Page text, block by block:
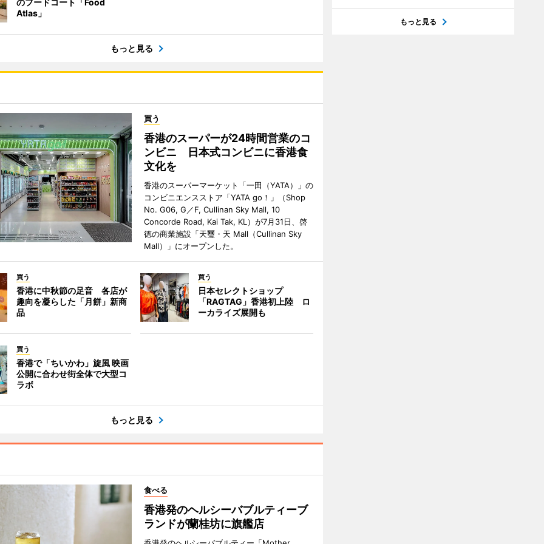
のフードコート「Food
Atlas」
もっと見る
買う
香港のスーパーが24時間営業のコ
ンビニ 日本式コンビニに香港食
文化を
香港のスーパーマーケット「一田（YATA）」の
コンビニエンスストア「YATA go！」（Shop
No. G06, G／F, Cullinan Sky Mall, 10
Concorde Road, Kai Tak, KL）が7月31日、啓
徳の商業施設「天璽・天 Mall（Cullinan Sky
Mall）」にオープンした。
買う
香港に中秋節の足音 各店が
趣向を凝らした「月餅」新商
品
買う
日本セレクトショップ
「RAGTAG」香港初上陸 ロ
ーカライズ展開も
買う
香港で「ちいかわ」旋風 映画
公開に合わせ街全体で大型コ
ラボ
もっと見る
食べる
香港発のヘルシーバブルティーブ
ランドが蘭桂坊に旗艦店
もっと見る